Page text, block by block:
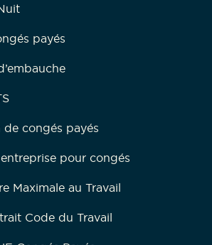
payés
congés payés
pour congés
Maximale au Travail
Code du Travail